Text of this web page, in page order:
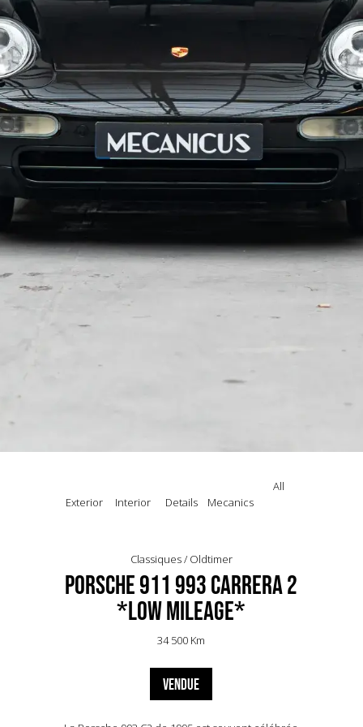
Exterior Interior Details Mecanics
All
Classiques / Oldtimer
Porsche 911 993 Carrera 2
*Low Mileage*
34 500 Km
VENDUE